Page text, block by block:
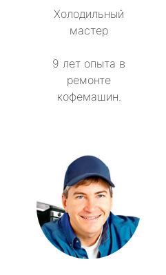
Холодильный
мастер
9 лет опыта в
ремонте
кофемашин.